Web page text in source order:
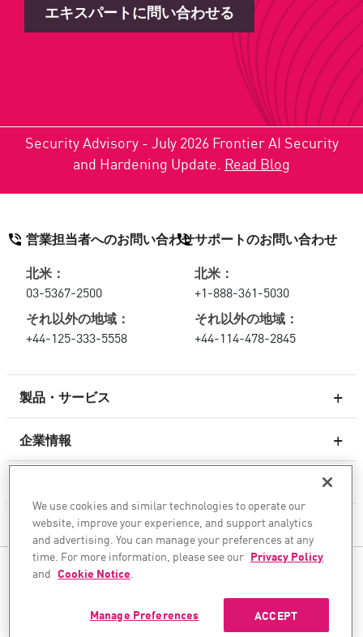
エキスパートに問い合わせる
Security Advisory - July 2026 Frontier AI Security
and Hardening Update. Read Blog
製品・サービス
次世代ファイアウォール
クラウド向けのネットワーク セキュリティ
WAF
企業情報
企業情報
営業担当者へのお問い合わせ
北米：
03-5367-2500
それ以外の地域：
+44-125-333-5558
サポートのお問い合わせ
北米：
+1-888-361-5030
それ以外の地域：
+44-114-478-2845
ソーシャル・メディア
AIトランスフォーメーションを安全に実現
©1994–2026 Check Point Software Technologies Ltd. All rights reserved.
最新ニュースを入手する
We use cookies and similar technologies to operate our
website, improve your experience, and support analytics
and advertising. You can manage your preferences at any
time. For more information, please see our Privacy Policy
and Cookie Notice.
ACCEPT
Manage Preferences